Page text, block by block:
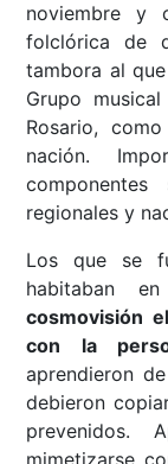
noviembre y
folclórica de
tambora al
Grupo
Rosario,
nación.
regionales y
Los que se
habitaban
cosmovisión
con la
aprendieron
debieron
prevenidos.